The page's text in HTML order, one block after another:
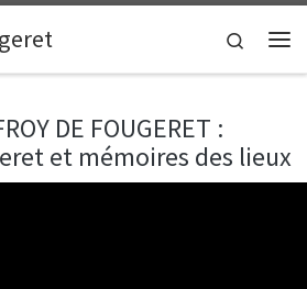
Search
DE FOUGERET :
et mémoires des lieux